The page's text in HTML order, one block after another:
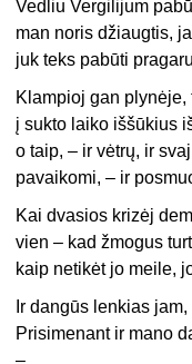
Vedliu Vergilijum
man noris džiaugtis,
juk teks pabūti
Klampioj gan plynėje,
į sukto laiko iššūkius
o taip, – ir vėtrų, ir
pavaikomi, – ir
Kai dvasios krizėj
vien – kad žmogus
kaip netikėt jo meile,
Ir dangūs lenkias
Prisimenant ir mano